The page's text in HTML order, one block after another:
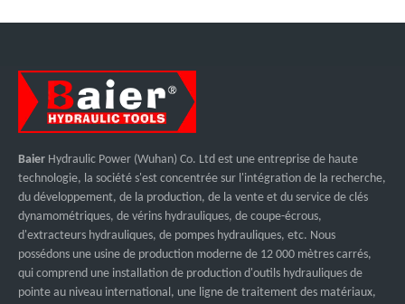
Baier Hydraulic Power (Wuhan) Co. Ltd est une entreprise de haute
technologie, la société s'est concentrée sur l'intégration de la recherche,
du développement, de la production, de la vente et du service de clés
dynamométriques, de vérins hydrauliques, de coupe-écrous,
d'extracteurs hydrauliques, de pompes hydrauliques, etc. Nous
possédons une usine de production moderne de 12 000 mètres carrés,
qui comprend une installation de production d'outils hydrauliques de
pointe au niveau international, une ligne de traitement des matériaux,